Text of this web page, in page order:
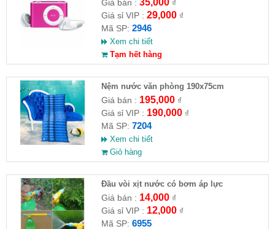
Giá bán :
₫
Giá sỉ VIP : 29,000₫
Mã SP: 2946
Xem chi tiết
Tạm hết hàng
Nệm nước văn phòng 190x75cm
Giá bán : 195,000₫
Giá sỉ VIP : 190,000₫
Mã SP: 7204
Xem chi tiết
Giỏ hàng
Đầu vòi xịt nước có bơm áp lực
Giá bán : 14,000₫
Giá sỉ VIP : 12,000₫
Mã SP: 6955